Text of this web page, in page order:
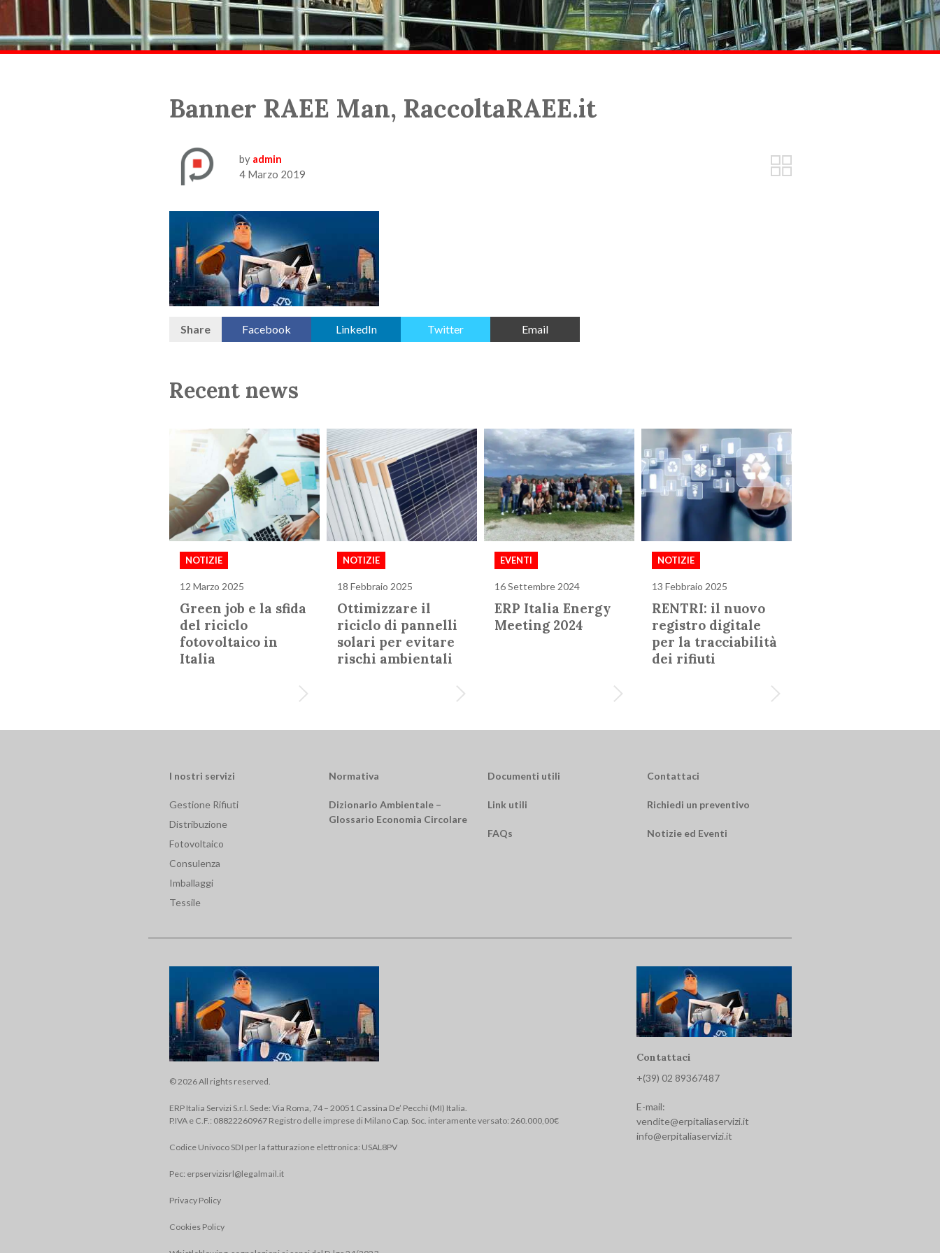
Banner RAEE Man, RaccoltaRAEE.it
by admin
4 Marzo 2019
Share Facebook LinkedIn Twitter Email
Recent news
NOTIZIE
12 Marzo 2025
Green job e la sfida
del riciclo
fotovoltaico in
Italia
NOTIZIE
18 Febbraio 2025
Ottimizzare il
riciclo di pannelli
solari per evitare
rischi ambientali
EVENTI
16 Settembre 2024
ERP Italia Energy
Meeting 2024
NOTIZIE
13 Febbraio 2025
RENTRI: il nuovo
registro digitale
per la tracciabilità
dei rifiuti
I nostri servizi
Gestione Rifiuti
Distribuzione
Fotovoltaico
Consulenza
Imballaggi
Tessile
Normativa Documenti utili Contattaci
Dizionario Ambientale –
Glossario Economia Circolare
Link utili Richiedi un preventivo
FAQs Notizie ed Eventi
Contattaci
+(39) 02 89367487
E-mail:
vendite@erpitaliaservizi.it
info@erpitaliaservizi.it
© 2026 All rights reserved.
ERP Italia Servizi S.r.l. Sede: Via Roma, 74 – 20051 Cassina De’ Pecchi (MI) Italia.
P.IVA e C.F.: 08822260967 Registro delle imprese di Milano Cap. Soc. interamente versato: 260.000,00€
Codice Univoco SDI per la fatturazione elettronica: USAL8PV
Pec: erpservizisrl@legalmail.it
Privacy Policy
Cookies Policy